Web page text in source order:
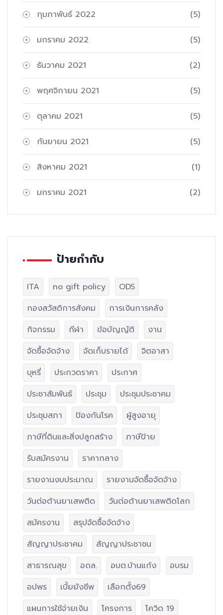
กุมภาพันธ์ 2022 (5)
มกราคม 2022 (5)
ธันวาคม 2021 (2)
พฤศจิกายน 2021 (5)
ตุลาคม 2021 (5)
กันยายน 2021 (5)
สิงหาคม 2021 (1)
มกราคม 2021 (2)
ป้ายกำกับ
ITA no gift policy
ODS
กองสวัสดิการสังคม
การเงินการคลัง
กิจกรรม
กีฬา ข้อบัญญัติ
งาน
จัดซื้อจัดจ้าง
จัดเก็บรายได้
จิตอาสา
บุหรี่
ประกวดราคา
ประกาศ
ประชาสัมพันธ์
ประชุม
ประชุมประชาคม
ประชุมสภา
ป้องกันโรค
ผู้สูงอายุ
ภาษีที่ดินและสิ่งปลูกสร้าง
ภาษีป้าย
รับสมัครงาน
ราคากลาง
รายงานงบประมาณ
รายงานจัดซื้อจัดจ้าง
วันต่อต้านยาเสพติด
วันต่อต้านยาเสพติดโลก
สมัครงาน
สรุปจัดซื้อจัดจ้าง
สัญญาประชาคม
สัญญาประชาชน
สาธารณสุข
อถล. อบต.บ้านแก้ง
อบรม
อปพร
เบี้ยยังชีพ
เลือกตั้ง69
แผนการใช้จ่ายเงิน
โครงการ
โควิด 19